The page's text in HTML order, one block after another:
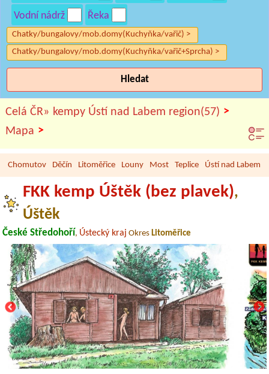
Vodní nádrž
Řeka
Chatky/bungalovy/mob.domy(Kuchyňka/vařič) >
Chatky/bungalovy/mob.domy(Kuchyňka/vařič+Sprcha) >
Hledat
Celá ČR» kempy Ústí nad Labem region(57) >
Mapa >
Chomutov Děčín Litoměřice Louny Most Teplice Ústí nad Labem
FKK kemp Úštěk (bez plavek),
Úštěk
České Středohoří, Ústecký kraj Okres Litoměřice